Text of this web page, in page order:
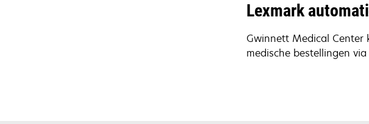
Lexmark
Gwinnett Medical Center
medische bestellingen